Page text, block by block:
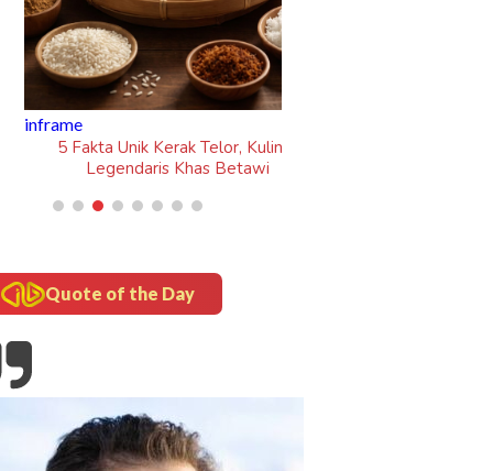
5 Fakta Unik Kerak Telor, Kuliner
Legendaris Khas Betawi
Quote of the Day